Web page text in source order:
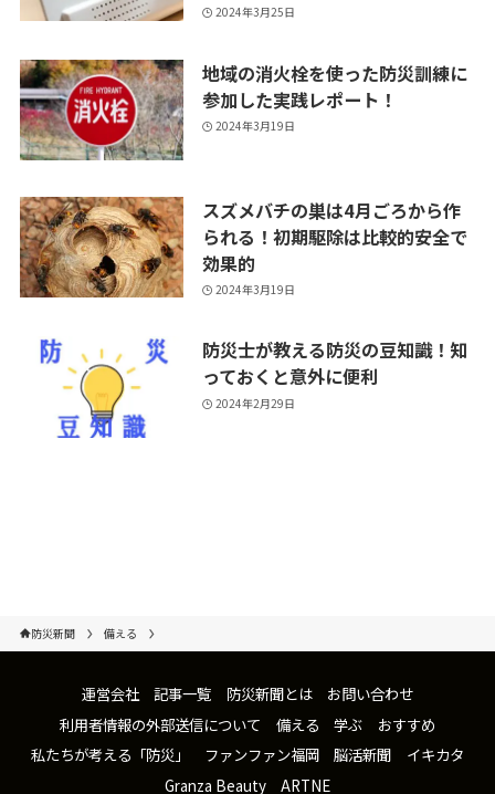
2024年3月25日
地域の消火栓を使った防災訓練に
参加した実践レポート！
2024年3月19日
スズメバチの巣は4月ごろから作
られる！初期駆除は比較的安全で
効果的
2024年3月19日
防災士が教える防災の豆知識！知
っておくと意外に便利
2024年2月29日
防災新聞 備える
運営会社 記事一覧 防災新聞とは
お問い合わせ
利用者情報の外部送信について
備える 学ぶ
おすすめ
私たちが考える「防災」
ファンファン福岡 脳活新聞
イキカタ
Granza Beauty
ARTNE